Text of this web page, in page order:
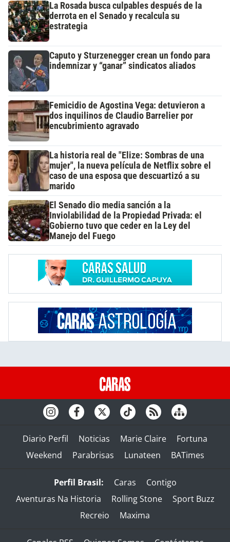
La Rosada busca culpables después de la
derrota en el Senado y recalcula su
estrategia
Caputo y Sturzenegger crean un fondo para
indemnizar y “ganar” sindicatos aliados
Femicidio de Agostina Vega: detuvieron a
dos inquilinos de Claudio Barrelier por
encubrimiento agravado
La historia real de "Elize: Sombras de una
mujer", la nueva película de Netflix sobre el
caso de una esposa que descuartizó a su
marido
El Senado dio media sanción a la
Inviolabilidad de la Propiedad Privada: el
Gobierno tuvo que ceder en la Ley del
Manejo del Fuego
Diario Perfil Noticias Marie Claire
Fortuna
Weekend
Parabrisas Lunateen BATimes
Perfil Brasil: Caras
Contigo
Aventuras Na Historia
Rolling Stone
Sport Buzz
Recreio
Maxima